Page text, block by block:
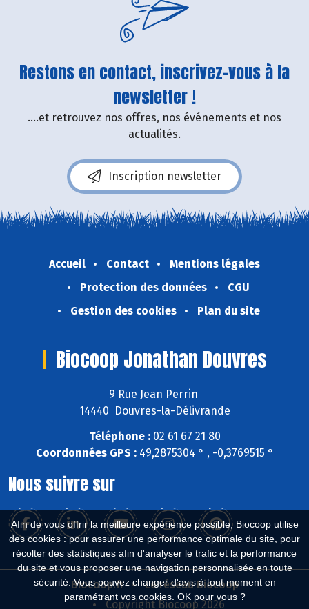
Afin de vous offrir la meilleure expérience possible, Biocoop utilise
des cookies : pour assurer une performance optimale du site, pour
récolter des statistiques afin d'analyser le trafic et la performance
du site et vous proposer une navigation personnalisée en toute
sécurité. Vous pouvez changer d'avis à tout moment en
paramétrant vos cookies. OK pour vous ?
Restons en contact, inscrivez-vous à la
newsletter !
....et retrouvez nos offres, nos événements et nos
actualités.
Inscription newsletter
Accueil Contact
Mentions légales
Protection des données
CGU
Gestion des cookies
Plan du site
Biocoop Jonathan Douvres
9 Rue Jean Perrin
14440 Douvres-la-Délivrande
Téléphone :02 61 67 21 80
Coordonnées GPS :49,2875304 ° , -0,3769515 °
Nous suivre sur
Biocoop.fr
Le réseau Biocoop
Copyright Biocoop 2026